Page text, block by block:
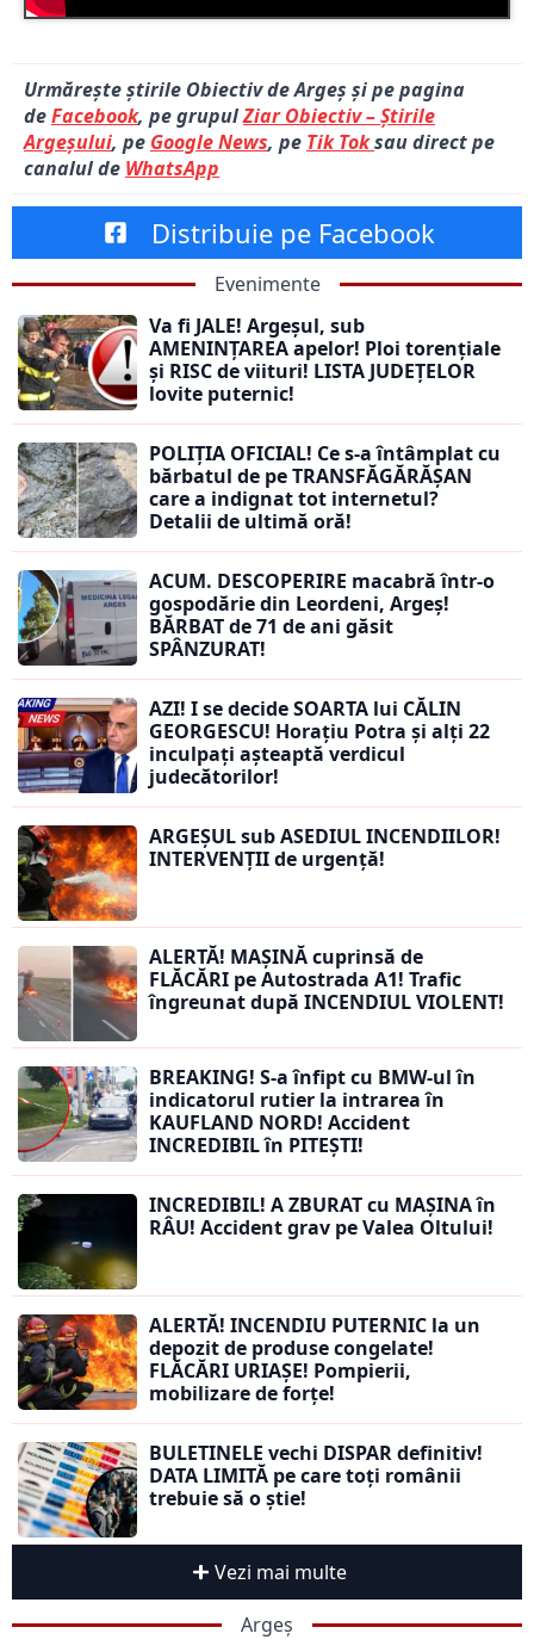
Urmărește știrile Obiectiv de Argeș și pe pagina
deFacebook, pe grupulZiar Obiectiv – Știrile
Argeșului, pe Google News, pe Tik Toksau direct pe
canalul de WhatsApp
Distribuie pe Facebook
Evenimente
Va fi JALE! Argeșul, sub
AMENINȚAREA apelor! Ploi torențiale
și RISC de viituri! LISTA JUDEȚELOR
lovite puternic!
POLIȚIA OFICIAL! Ce s-a întâmplat cu
bărbatul de pe TRANSFĂGĂRĂȘAN
care a indignat tot internetul?
Detalii de ultimă oră!
ACUM. DESCOPERIRE macabră într-o
gospodărie din Leordeni, Argeș!
BĂRBAT de 71 de ani găsit
SPÂNZURAT!
AZI! I se decide SOARTA lui CĂLIN
GEORGESCU! Horațiu Potra și alți 22
inculpați așteaptă verdicul
judecătorilor!
ARGEȘUL sub ASEDIUL INCENDIILOR!
INTERVENȚII de urgență!
ALERTĂ! MAȘINĂ cuprinsă de
FLĂCĂRI pe Autostrada A1! Trafic
îngreunat după INCENDIUL VIOLENT!
BREAKING! S-a înfipt cu BMW-ul în
indicatorul rutier la intrarea în
KAUFLAND NORD! Accident
INCREDIBIL în PITEȘTI!
INCREDIBIL! A ZBURAT cu MAȘINA în
RÂU! Accident grav pe Valea Oltului!
ALERTĂ! INCENDIU PUTERNIC la un
depozit de produse congelate!
FLĂCĂRI URIAȘE! Pompierii,
mobilizare de forțe!
BULETINELE vechi DISPAR definitiv!
DATA LIMITĂ pe care toți românii
trebuie să o știe!
Vezi mai multe
Argeș